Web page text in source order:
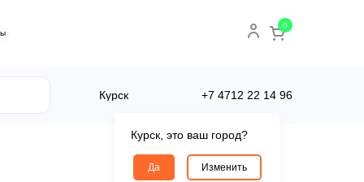
0
Курск, это ваш город?
Да Изменить
Курск +7 4712 22 14 96